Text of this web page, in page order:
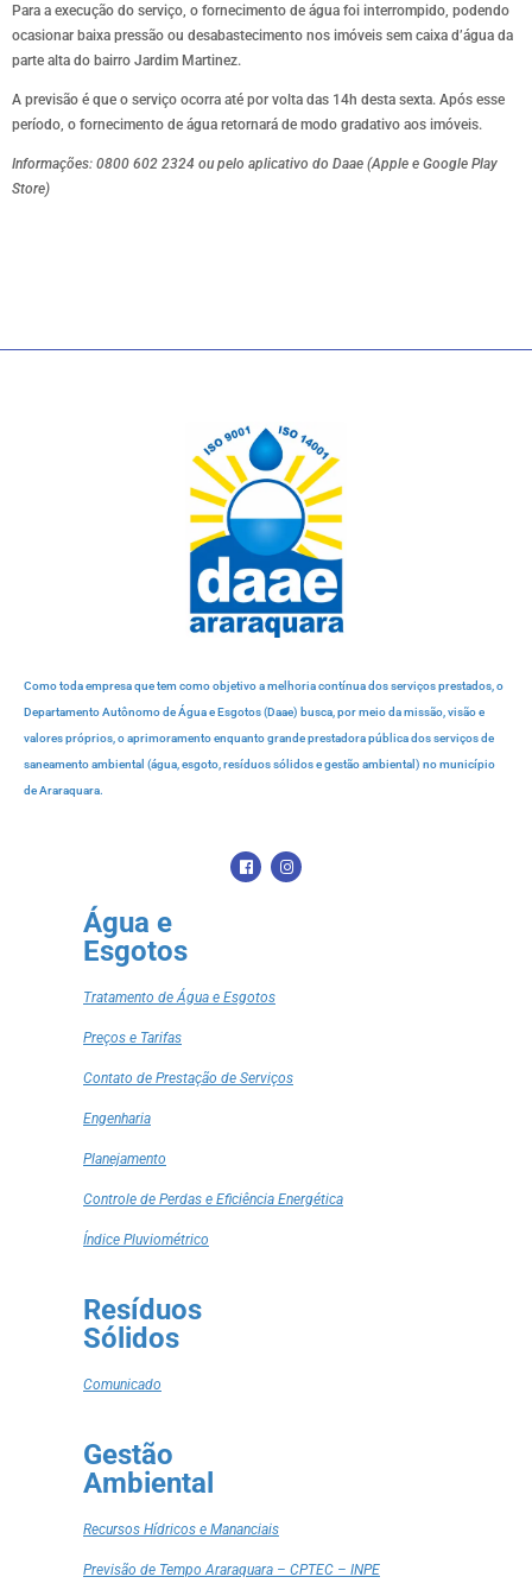
Para a execução do serviço, o fornecimento de água foi interrompido, podendo
ocasionar baixa pressão ou desabastecimento nos imóveis sem caixa d’água da
parte alta do bairro Jardim Martinez.
A previsão é que o serviço ocorra até por volta das 14h desta sexta. Após esse
período, o fornecimento de água retornará de modo gradativo aos imóveis.
Informações: 0800 602 2324 ou pelo aplicativo do Daae (Apple e Google Play
Store)
Como toda empresa que tem como objetivo a melhoria contínua dos serviços prestados, o
Departamento Autônomo de Água e Esgotos (Daae) busca, por meio da missão, visão e
valores próprios, o aprimoramento enquanto grande prestadora pública dos serviços de
saneamento ambiental (água, esgoto, resíduos sólidos e gestão ambiental) no município
de Araraquara.
Água e
Esgotos
Tratamento de Água e Esgotos
Preços e Tarifas
Contato de Prestação de Serviços
Engenharia
Planejamento
Controle de Perdas e Eficiência Energética
Índice Pluviométrico
Resíduos
Sólidos
Comunicado
Gestão
Ambiental
Recursos Hídricos e Mananciais
Previsão de Tempo Araraquara – CPTEC – INPE